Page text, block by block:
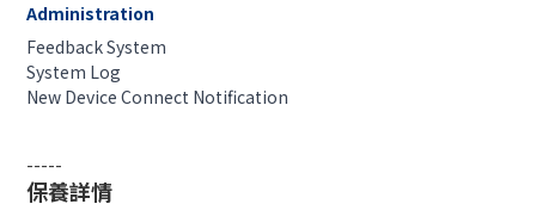
Administration
Feedback System
System Log
New Device Connect Notification
-----
保養詳情